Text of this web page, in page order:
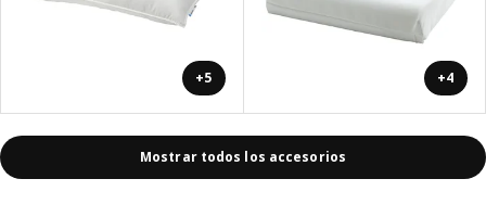
+5 +4
Mostrar todos los accesorios